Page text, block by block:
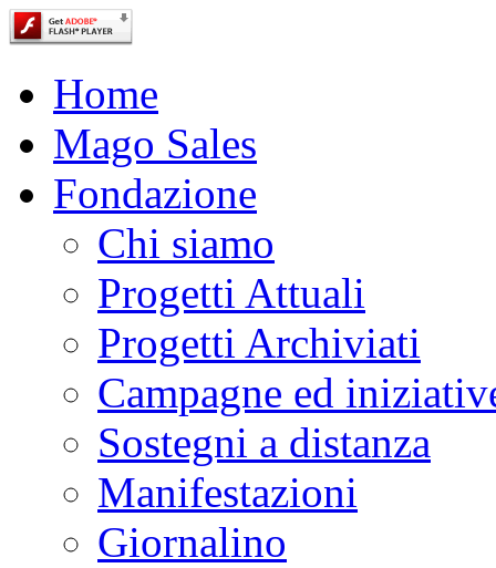
Home
Mago Sales
Fondazione
Chi siamo
Progetti Attuali
Progetti Archiviati
Campagne ed
Sostegni a distanza
Manifestazioni
Giornalino